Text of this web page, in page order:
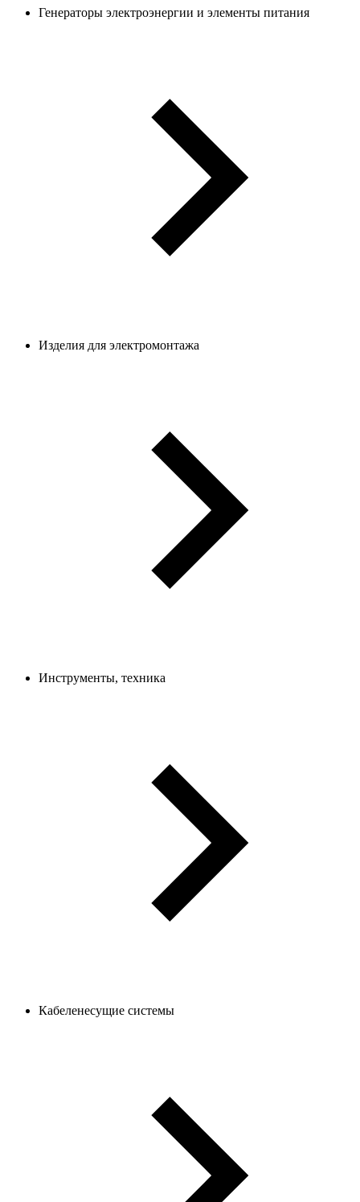
Генераторы электроэнергии и элементы питания
Изделия для электромонтажа
Инструменты, техника
Кабеленесущие системы